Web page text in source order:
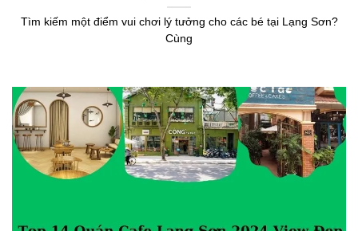
Tìm kiếm một điểm vui chơi lý tưởng cho các bé tại Lạng Sơn?
Cùng